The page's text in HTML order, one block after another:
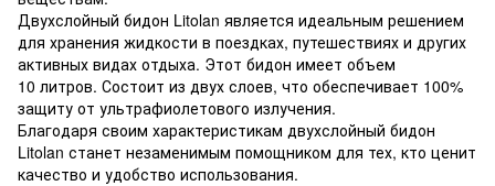
Двухслойный бидон Litolan является идеальным решением
для хранения жидкости в поездках, путешествиях и других
активных видах отдыха. Этот бидон имеет объем
10 литров. Состоит из двух слоев, что обеспечивает 100%
защиту от ультрафиолетового излучения.
Благодаря своим характеристикам двухслойный бидон
Litolan станет незаменимым помощником для тех, кто ценит
качество и удобство использования.